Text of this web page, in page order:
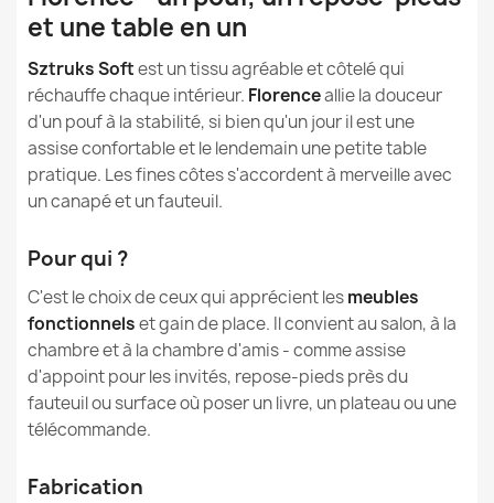
Velours Soft et le Velours à Grosses Côtes Royal ?
Pouf Table de Salon Florence - Outdoor Pro d'extérieur
Jardin Imperméable
75,90 €
Pouf Table de Salon Florence - Velours Soft
80,90 €
Largeur
Destination Pour L'intérieur
Déhoussable Non
Garantie Matériau
Garantie Remplissage 6 Mois
Dimensions Emballage 70x60x50cm
Remplissage (l)
Longueur
et une table en un
Sztruks Softest un tissu agréable et côtelé qui
réchauffe chaque intérieur. Florenceallie la douceur
d'un pouf à la stabilité, si bien qu'un jour il est une
assise confortable et le lendemain une petite table
pratique. Les fines côtes s'accordent à merveille avec
un canapé et un fauteuil.
Pour qui ?
C'est le choix de ceux qui apprécient lesmeubles
fonctionnelset gain de place. Il convient au salon, à la
chambre et à la chambre d'amis - comme assise
d'appoint pour les invités, repose-pieds près du
fauteuil ou surface où poser un livre, un plateau ou une
télécommande.
Fabrication